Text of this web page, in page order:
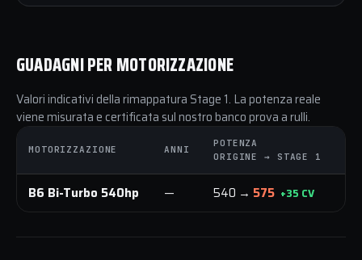
GUADAGNI PER MOTORIZZAZIONE
Valori indicativi della rimappatura Stage 1. La potenza reale
viene misurata e certificata sul nostro banco prova a rulli.
MOTORIZZAZIONE ANNI
POTENZA
ORIGINE → STAGE 1
B6 Bi-Turbo 540hp — 540 → 575 +35 CV